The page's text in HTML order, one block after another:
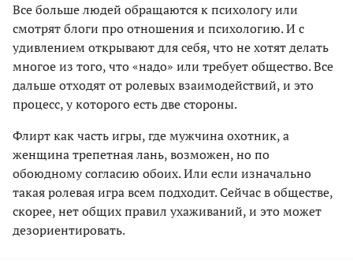
Все больше людей обращаются к психологу или
смотрят блоги про отношения и психологию. И с
удивлением открывают для себя, что не хотят делать
многое из того, что «надо» или требует общество. Все
дальше отходят от ролевых взаимодействий, и это
процесс, у которого есть две стороны.
Флирт как часть игры, где мужчина охотник, а
женщина трепетная лань, возможен, но по
обоюдному согласию обоих. Или если изначально
такая ролевая игра всем подходит. Сейчас в обществе,
скорее, нет общих правил ухаживаний, и это может
дезориентировать.